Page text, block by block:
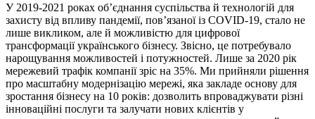
У 2019-2021 роках об’єднання суспільства й технологій для
захисту від впливу пандемії, пов’язаної із COVID-19, стало не
лише викликом, але й можливістю для цифрової
трансформації українського бізнесу. Звісно, це потребувало
нарощування можливостей і потужностей. Лише за 2020 рік
мережевий трафік компанії зріс на 35%. Ми прийняли рішення
про масштабну модернізацію мережі, яка закладе основу для
зростання бізнесу на 10 років: дозволить впроваджувати різні
інноваційні послуги та залучати нових клієнтів у